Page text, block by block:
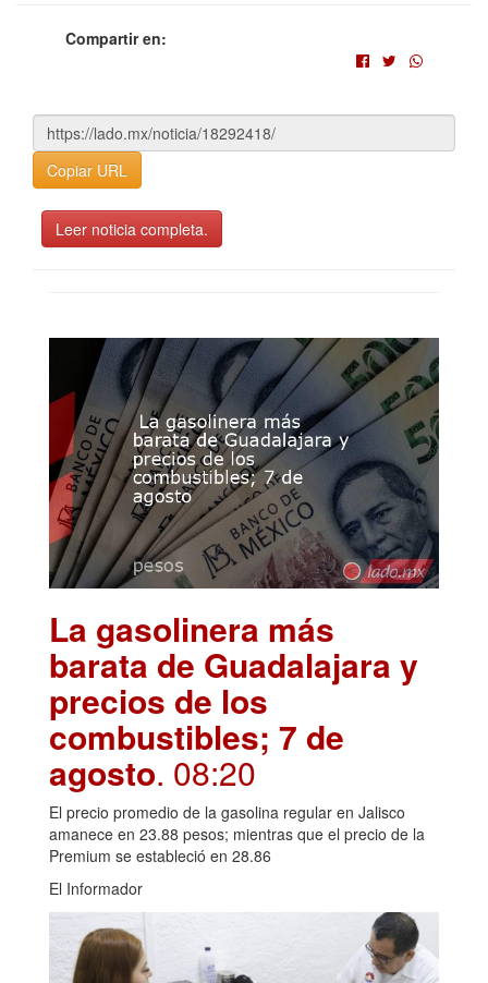
Compartir en:
Copiar URL
Leer noticia completa.
La gasolinera más
barata de Guadalajara y
precios de los
combustibles; 7 de
agosto. 08:20
El precio promedio de la gasolina regular en Jalisco
amanece en 23.88 pesos; mientras que el precio de la
Premium se estableció en 28.86
El Informador